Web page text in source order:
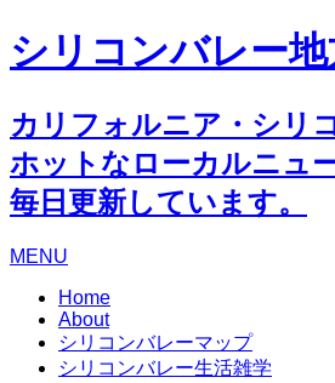
シリコンバレー
カリフォルニア・シリ
ホットなローカルニュ
毎日更新しています。
MENU
Home
About
シリコンバレーマップ
シリコンバレー生活雑学